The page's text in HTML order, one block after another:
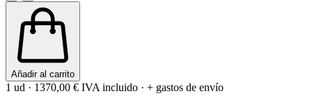
Añadir al carrito
1 ud · 1370,00 € IVA incluido · + gastos de envío